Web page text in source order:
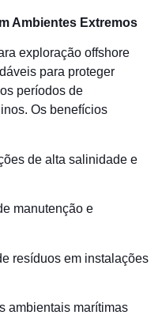
Ambientes Extremos
exploração offshore
para proteger
períodos de
Os benefícios
de alta salinidade e
manutenção e
resíduos em instalações
ambientais marítimas